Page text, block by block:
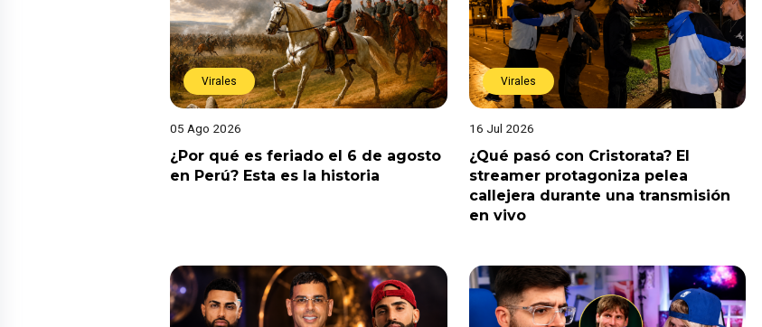
Virales
05 Ago 2026
¿Por qué es feriado el 6 de agosto
en Perú? Esta es la historia
Virales
16 Jul 2026
¿Qué pasó con Cristorata? El
streamer protagoniza pelea
callejera durante una transmisión
en vivo